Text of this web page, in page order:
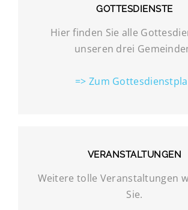
GOTTESDIENSTE
Hier finden Sie alle
unseren drei
=> Zum
VERANSTALTUNGEN
Weitere tolle Veranstaltungen
Sie.